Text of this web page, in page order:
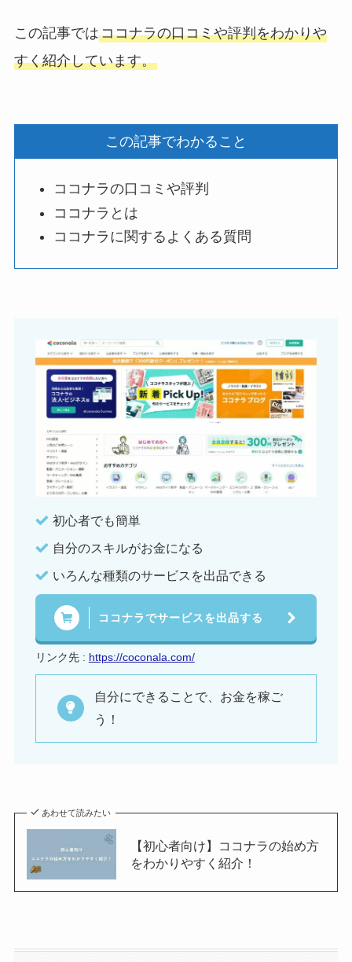
この記事ではココナラの口コミや評判をわかりや
すく紹介しています。
この記事でわかること
ココナラの口コミや評判
ココナラとは
ココナラに関するよくある質問
初心者でも簡単
自分のスキルがお金になる
いろんな種類のサービスを出品できる
ココナラでサービスを出品する
リンク先 : https://coconala.com/
自分にできることで、お金を稼ご
う！
あわせて読みたい
【初心者向け】ココナラの始め方
をわかりやすく紹介！